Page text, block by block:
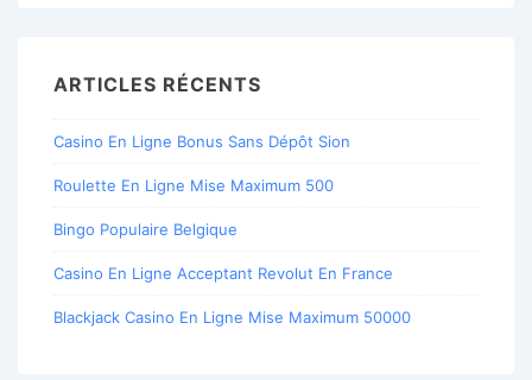
ARTICLES RÉCENTS
Casino En Ligne Bonus Sans Dépôt Sion
Roulette En Ligne Mise Maximum 500
Bingo Populaire Belgique
Casino En Ligne Acceptant Revolut En France
Blackjack Casino En Ligne Mise Maximum 50000